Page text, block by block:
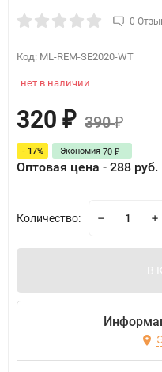
0
Код: ML-REM-SE2020-WT
нет в наличии
320 ₽ 390₽
- 17% Экономия 70 ₽
Оптовая цена - 288 руб.
Количество:
В